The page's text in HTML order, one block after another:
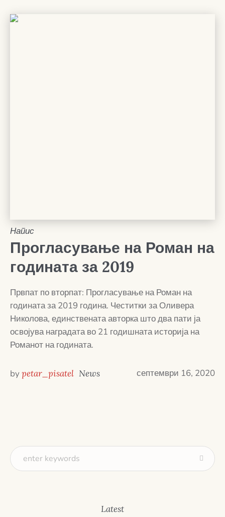
Напис
Прогласување на Роман на
годината за 2019
Првпат по вторпат: Прогласување на Роман на
годината за 2019 година. Честитки за Оливера
Николова, единствената авторка што два пати ја
освојува наградата во 21 годишната историја на
Романот на годината.
септември 16, 2020
bypetar_pisatel News
Latest